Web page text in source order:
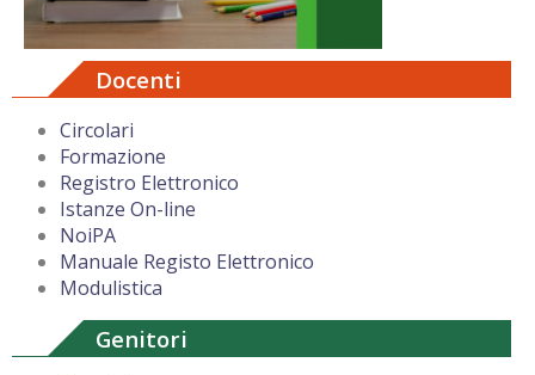
Docenti
Circolari
Formazione
Registro Elettronico
Istanze On-line
NoiPA
Manuale Registo Elettronico
Modulistica
Genitori